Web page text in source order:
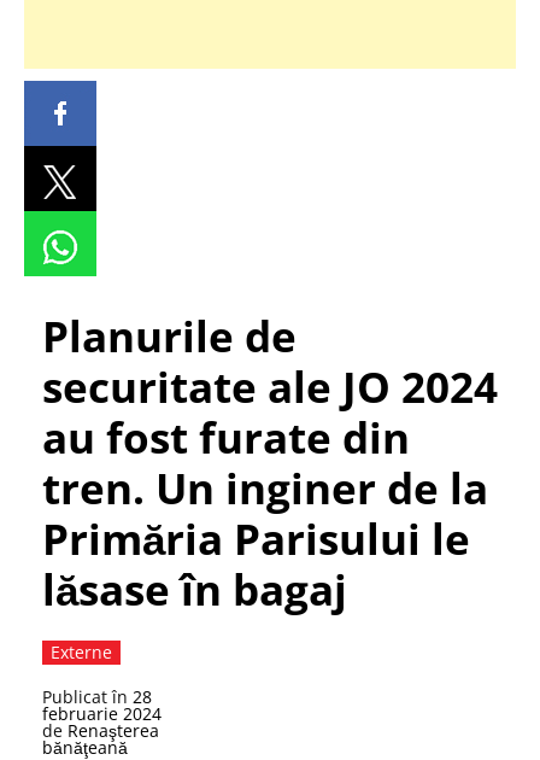
Planurile de
securitate ale JO 2024
au fost furate din
tren. Un inginer de la
Primăria Parisului le
lăsase în bagaj
Externe
Publicat în 28
februarie 2024
de Renaşterea
bănăţeană